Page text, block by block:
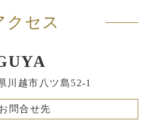
クセス
越市八ツ島52-1
問合せ先